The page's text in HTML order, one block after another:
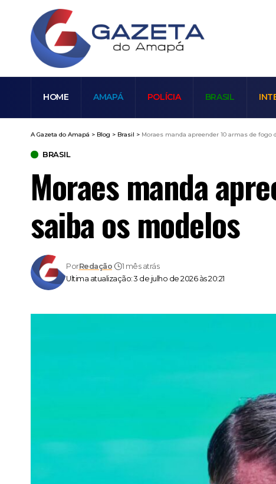
HOME AMAPÁ POLÍCIA BRASIL
A Gazeta do Amapá > Blog > Brasil > Moraes manda apreender 10 armas de fogo
BRASIL
Moraes manda
saiba os modelos
Ultima atualização: 3 de julho de 2026 às 20:21
PorRedação 1 mês atrás